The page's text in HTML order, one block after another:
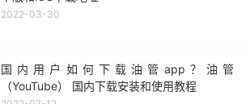
2022-03-30
国内用户如何下载油管app？油管
（YouTube） 国内下载安装和使用教程